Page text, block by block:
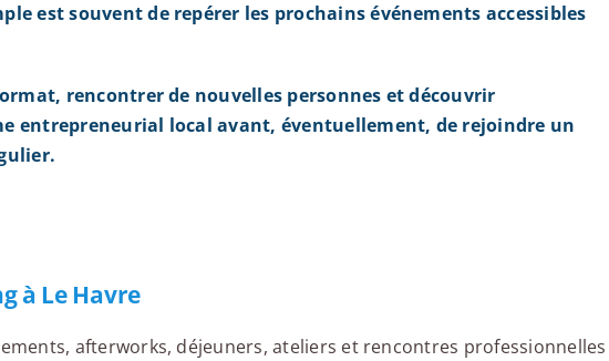
est souvent de repérer les prochains événements accessibles
rencontrer de nouvelles personnes et découvrir
entrepreneurial local avant, éventuellement, de rejoindre un
à Le Havre
afterworks, déjeuners, ateliers et rencontres professionnelles